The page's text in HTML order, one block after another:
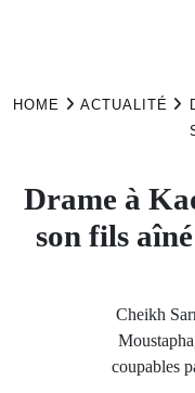
HOME ACTUALITÉ
Drame à
son fils
Cheikh
coupables